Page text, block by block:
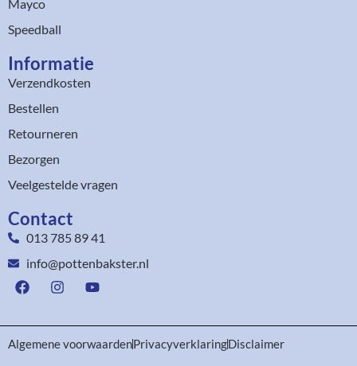
Mayco
Speedball
Informatie
Verzendkosten
Bestellen
Retourneren
Bezorgen
Veelgestelde vragen
Contact
013 785 89 41
info@pottenbakster.nl
Algemene voorwaardenPrivacyverklaringDisclaimer